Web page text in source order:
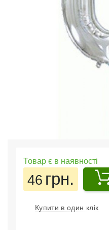
Товар є в наявності
46 грн.
Купити в один клік